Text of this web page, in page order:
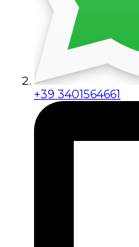
+39 3401564661